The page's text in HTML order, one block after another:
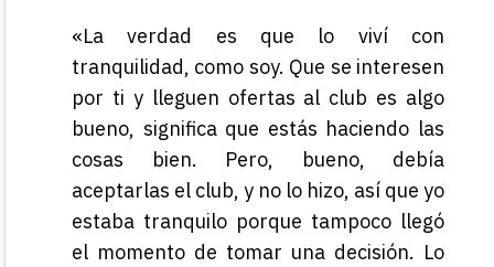
«La verdad es que lo viví con
tranquilidad, como soy. Que se interesen
por ti y lleguen ofertas al club es algo
bueno, significa que estás haciendo las
cosas bien. Pero, bueno, debía
aceptarlas el club, y no lo hizo, así que yo
estaba tranquilo porque tampoco llegó
el momento de tomar una decisión. Lo